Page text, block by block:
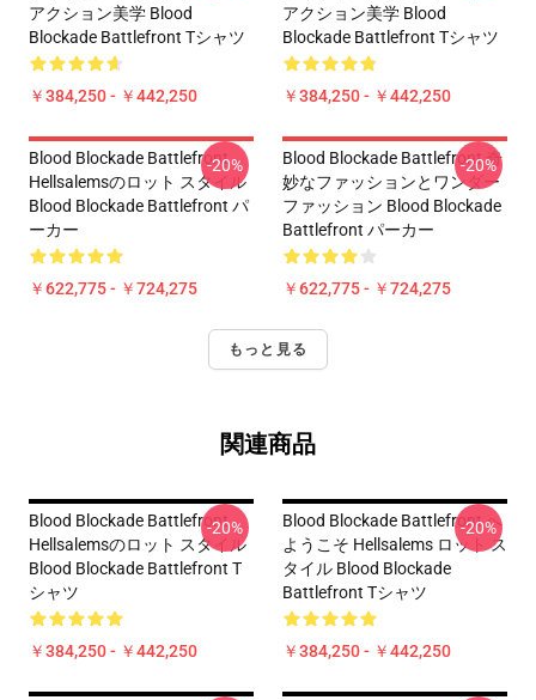
アクション美学 Blood
Blockade Battlefront Tシャツ
￥384,250 - ￥442,250
アクション美学 Blood
Blockade Battlefront Tシャツ
￥384,250 - ￥442,250
Blood Blockade Battlefront
Hellsalemsのロット スタイル
Blood Blockade Battlefront パ
ーカー
￥622,775 - ￥724,275
-20%
Blood Blockade Battlefront 奇
妙なファッションとワンダー
ファッション Blood Blockade
Battlefront パーカー
￥622,775 - ￥724,275
-20%
もっと見る
関連商品
Blood Blockade Battlefront
Hellsalemsのロット スタイル
Blood Blockade Battlefront T
シャツ
￥384,250 - ￥442,250
-20%
Blood Blockade Battlefront へ
ようこそ Hellsalems ロット ス
タイル Blood Blockade
Battlefront Tシャツ
￥384,250 - ￥442,250
-20%